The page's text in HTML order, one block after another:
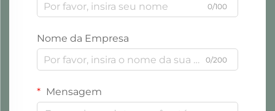
0/100
Nome da Empresa
0/200
Mensagem